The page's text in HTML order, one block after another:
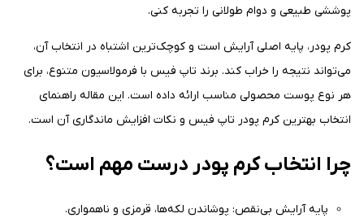
پوششی طبیعی و دوام طولانی را تجربه کنی.
کرم پودر، پایه اصلی آرایش است و کوچک‌ترین اشتباه در انتخاب آن،
می‌تواند نتیجه را خراب کند. برند تاپ فیس با فرمولاسیون متنوع، برای
هر نوع پوست محصولی مناسب ارائه داده است. این مقاله راهنمای
انتخاب بهترین کرم پودر تاپ فیس و نکات افزایش ماندگاری آن است.
چرا انتخاب کرم پودر درست مهم است؟
پایه آرایش بی‌نقص: پوشاندن لکه‌ها، قرمزی و ناهمواری.